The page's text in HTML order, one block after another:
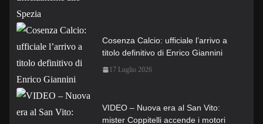
Cosenza Calcio: ufficiale l’arrivo a
titolo definitivo di Enrico Giannini
17 Luglio 2026
VIDEO – Nuova era al San Vito:
mister Coppitelli accende i motori